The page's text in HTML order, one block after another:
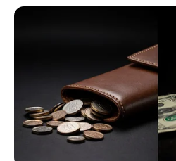
Bizə yazın: (+99450)
ƏLAQƏLI MÖVZULAR